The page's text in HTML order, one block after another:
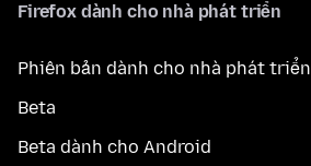
Firefox dành cho nhà phát triển
Phiên bản dành cho nhà phát triển
Beta
Beta dành cho Android